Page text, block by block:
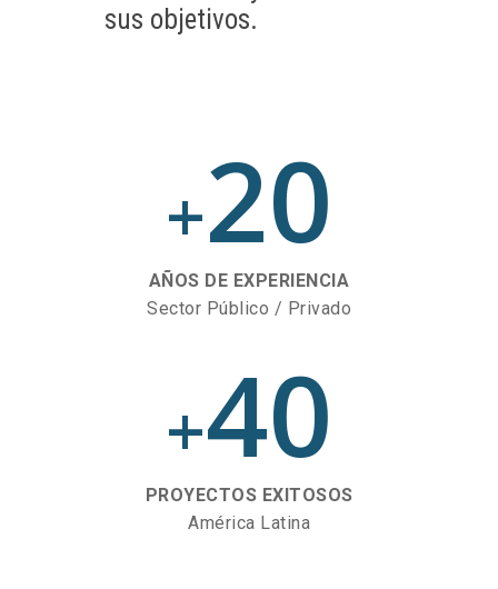
sus objetivos.
+20
AÑOS DE EXPERIENCIA
Sector Público / Privado
+40
PROYECTOS EXITOSOS
América Latina